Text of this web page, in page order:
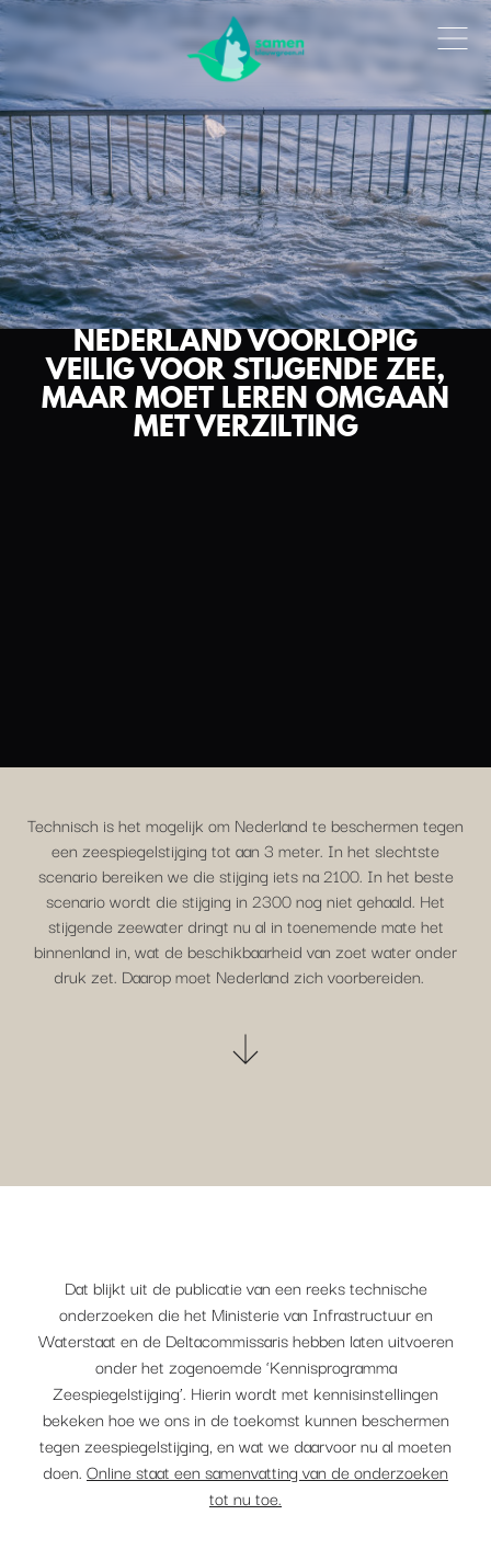
NEDERLAND VOORLOPIG
VEILIG VOOR STIJGENDE ZEE,
MAAR MOET LEREN OMGAAN
MET VERZILTING
Technisch is het mogelijk om Nederland te beschermen tegen
een zeespiegelstijging tot aan 3 meter. In het slechtste
scenario bereiken we die stijging iets na 2100. In het beste
scenario wordt die stijging in 2300 nog niet gehaald. Het
stijgende zeewater dringt nu al in toenemende mate het
binnenland in, wat de beschikbaarheid van zoet water onder
druk zet. Daarop moet Nederland zich voorbereiden.
Dat blijkt uit de publicatie van een reeks technische
onderzoeken die het Ministerie van Infrastructuur en
Waterstaat en de Deltacommissaris hebben laten uitvoeren
onder het zogenoemde ‘Kennisprogramma
Zeespiegelstijging’. Hierin wordt met kennisinstellingen
bekeken hoe we ons in de toekomst kunnen beschermen
tegen zeespiegelstijging, en wat we daarvoor nu al moeten
doen. Online staat een samenvatting van de onderzoeken
tot nu toe.